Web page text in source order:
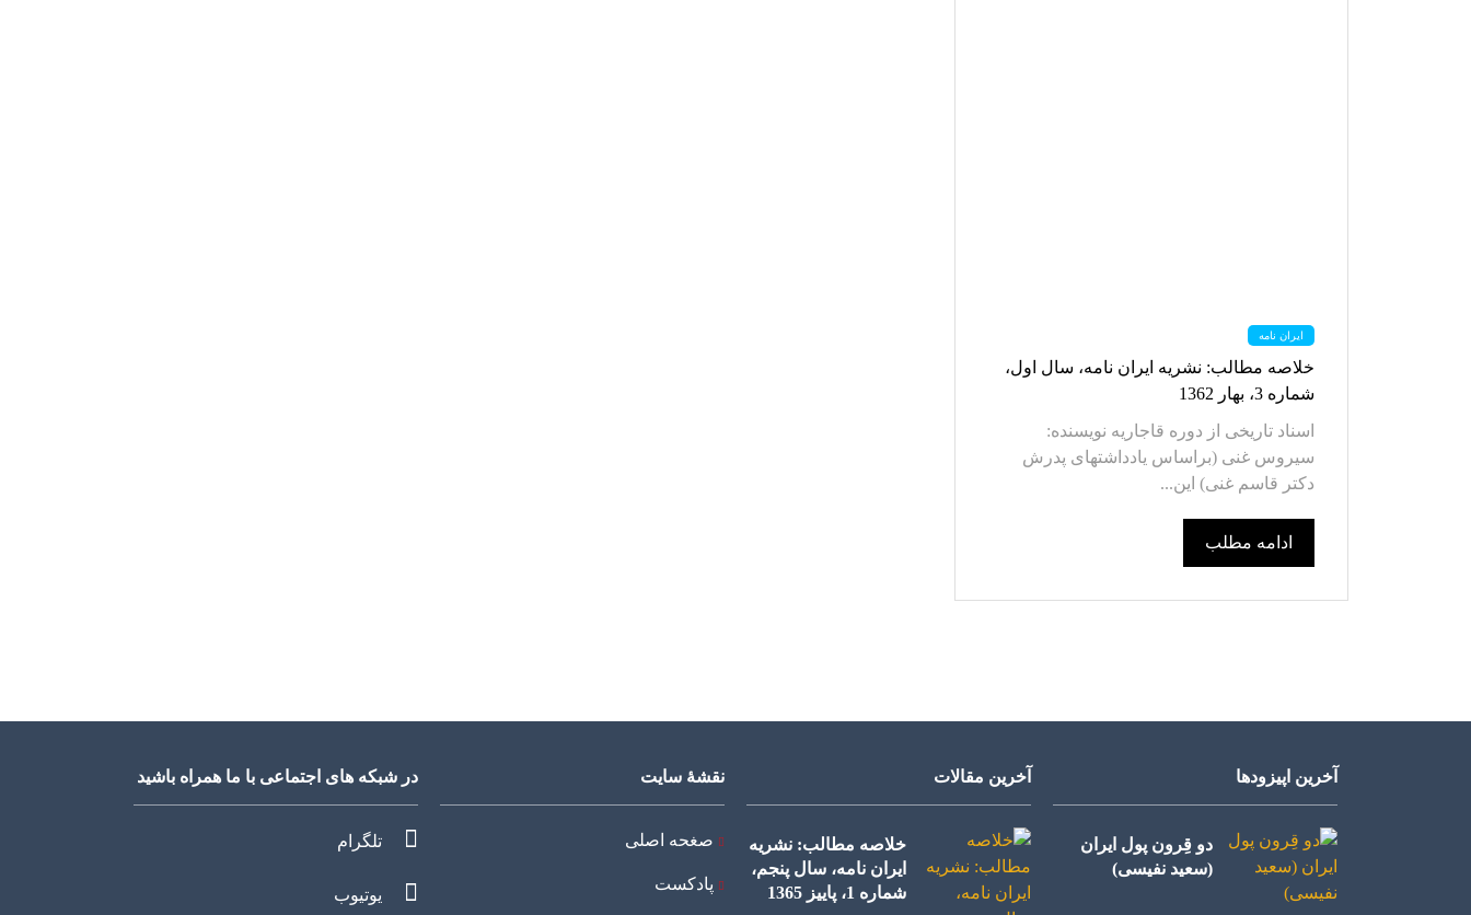
ایران نامه
خلاصه مطالب: نشریه ایران نامه، سال اول،
شماره 3، بهار 1362
اسناد تاریخی از دوره قاجاریه نویسنده:
سیروس غنی (براساس یادداشتهای پدرش
دکتر قاسم غنی) این...
ادامه مطلب
آخرین اپیزودها
دو قِرون پول ایران
(سعید نفیسی)
آخرین مقالات
خلاصه مطالب: نشریه
ایران نامه، سال پنجم،
شماره 1، پاییز 1365
نقشۀ سایت
صغحه اصلی
پادکست
در شبکه های اجتماعی با ما همراه باشید
تلگرام
یوتیوب